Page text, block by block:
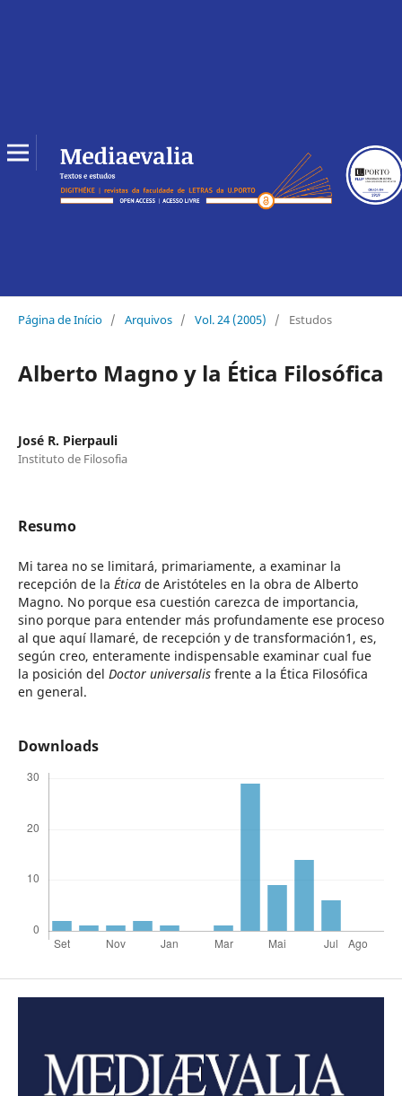
Página de Início / Arquivos / Vol. 24 (2005) / Estudos
Alberto Magno y la Ética Filosófica
José R. Pierpauli
Instituto de Filosofia
Resumo
Mi tarea no se limitará, primariamente, a examinar la
recepción de la Éticade Aristóteles en la obra de Alberto
Magno. No porque esa cuestión carezca de importancia,
sino porque para entender más profundamente ese proceso
al que aquí llamaré, de recepción y de transformación1, es,
según creo, enteramente indispensable examinar cual fue
la posición del Doctor universalisfrente a la Ética Filosófica
en general.
Downloads